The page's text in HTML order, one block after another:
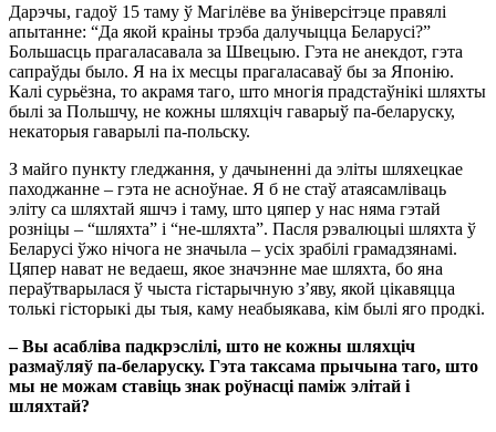
Дарэчы, гадоў 15 таму ў Магілёве ва ўніверсітэце правялі
апытанне: “Да якой краіны трэба далучыцца Беларусі?”
Большасць прагаласавала за Швецыю. Гэта не анекдот, гэта
сапраўды было. Я на іх месцы прагаласаваў бы за Японію.
Калі сурьёзна, то акрамя таго, што многія прадстаўнікі шляхты
былі за Польшчу, не кожны шляхціч гаварыў па-беларуску,
некаторыя гаварылі па-польску.
З майго пункту гледжання, у дачыненні да эліты шляхецкае
паходжанне – гэта не асноўнае. Я б не стаў атаясамліваць
эліту са шляхтай яшчэ і таму, што цяпер у нас няма гэтай
розніцы – “шляхта” і “не-шляхта”. Пасля рэвалюцыі шляхта ў
Беларусі ўжо нічога не значыла – усіх зрабілі грамадзянамі.
Цяпер нават не ведаеш, якое значэнне мае шляхта, бо яна
пераўтварылася ў чыста гістарычную з’яву, якой цікавяцца
толькі гісторыкі ды тыя, каму неабыякава, кім былі яго продкі.
– Вы асабліва падкрэслілі, што не кожны шляхціч
размаўляў па-беларуску. Гэта таксама прычына таго, што
мы не можам ставіць знак роўнасці паміж элітай і
шляхтай?